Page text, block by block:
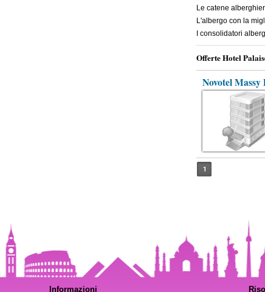
Le catene
L'albergo con la
I consolidatori
Offerte Hotel
Novotel Massy
1
Informazioni